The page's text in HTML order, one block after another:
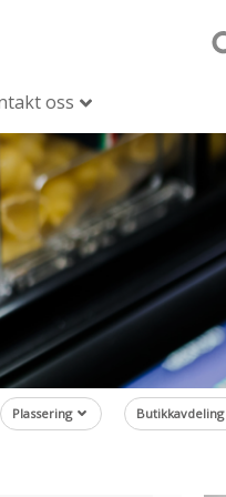
oss
Plassering Butikkavdeling